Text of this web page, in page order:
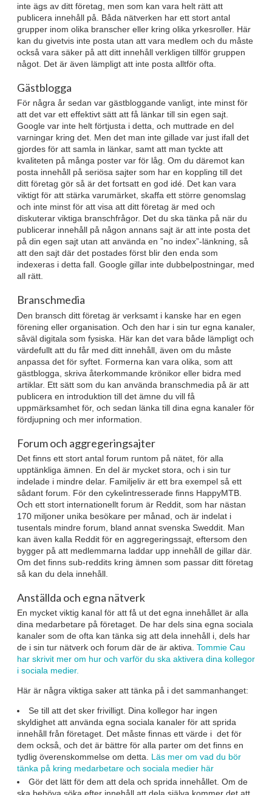
inte ägs av ditt företag, men som kan vara helt rätt att
publicera innehåll på. Båda nätverken har ett stort antal
grupper inom olika branscher eller kring olika yrkesroller. Här
kan du givetvis inte posta utan att vara medlem och du måste
också vara säker på att ditt innehåll verkligen tillför gruppen
något. Det är även lämpligt att inte posta alltför ofta.
Gästblogga
För några år sedan var gästbloggande vanligt, inte minst för
att det var ett effektivt sätt att få länkar till sin egen sajt.
Google var inte helt förtjusta i detta, och muttrade en del
varningar kring det. Men det man inte gillade var just ifall det
gjordes för att samla in länkar, samt att man tyckte att
kvaliteten på många poster var för låg. Om du däremot kan
posta innehåll på seriösa sajter som har en koppling till det
ditt företag gör så är det fortsatt en god idé. Det kan vara
viktigt för att stärka varumärket, skaffa ett större genomslag
och inte minst för att visa att ditt företag är med och
diskuterar viktiga branschfrågor. Det du ska tänka på när du
publicerar innehåll på någon annans sajt är att inte posta det
på din egen sajt utan att använda en ”no index”-länkning, så
att den sajt där det postades först blir den enda som
indexeras i detta fall. Google gillar inte dubbelpostningar, med
all rätt.
Branschmedia
Den bransch ditt företag är verksamt i kanske har en egen
förening eller organisation. Och den har i sin tur egna kanaler,
såväl digitala som fysiska. Här kan det vara både lämpligt och
värdefullt att du får med ditt innehåll, även om du måste
anpassa det för syftet. Formerna kan vara olika, som att
gästblogga, skriva återkommande krönikor eller bidra med
artiklar. Ett sätt som du kan använda branschmedia på är att
publicera en introduktion till det ämne du vill få
uppmärksamhet för, och sedan länka till dina egna kanaler för
fördjupning och mer information.
Forum och aggregeringsajter
Det finns ett stort antal forum runtom på nätet, för alla
upptänkliga ämnen. En del är mycket stora, och i sin tur
indelade i mindre delar. Familjeliv är ett bra exempel så ett
sådant forum. För den cykelintresserade finns HappyMTB.
Och ett stort internationellt forum är Reddit, som har nästan
170 miljoner unika besökare per månad, och är indelat i
tusentals mindre forum, bland annat svenska Sweddit. Man
kan även kalla Reddit för en aggregeringssajt, eftersom den
bygger på att medlemmarna laddar upp innehåll de gillar där.
Om det finns sub-reddits kring ämnen som passar ditt företag
så kan du dela innehåll.
Anställda och egna nätverk
En mycket viktig kanal för att få ut det egna innehållet är alla
dina medarbetare på företaget. De har dels sina egna sociala
kanaler som de ofta kan tänka sig att dela innehåll i, dels har
de i sin tur nätverk och forum där de är aktiva. Tommie Cau
har skrivit mer om hur och varför du ska aktivera dina kollegor
i sociala medier.
Här är några viktiga saker att tänka på i det sammanhanget:
Se till att det sker frivilligt. Dina kollegor har ingen
skyldighet att använda egna sociala kanaler för att sprida
innehåll från företaget. Det måste finnas ett värde i det för
dem också, och det är bättre för alla parter om det finns en
tydlig överenskommelse om detta. Läs mer om vad du bör
tänka på kring medarbetare och sociala medier här
Gör det lätt för dem att dela och sprida innehållet. Om de